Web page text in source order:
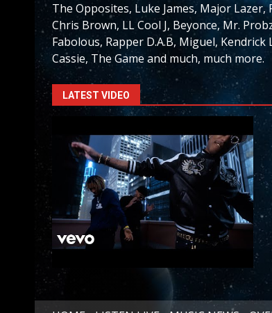
The Opposites, Luke James, Major Lazer,
Chris Brown, LL Cool J, Beyonce, Mr.
Fabolous, Rapper D.A.B, Miguel, Kendrick
Cassie, The Game and much, much more.
LATEST VIDEO